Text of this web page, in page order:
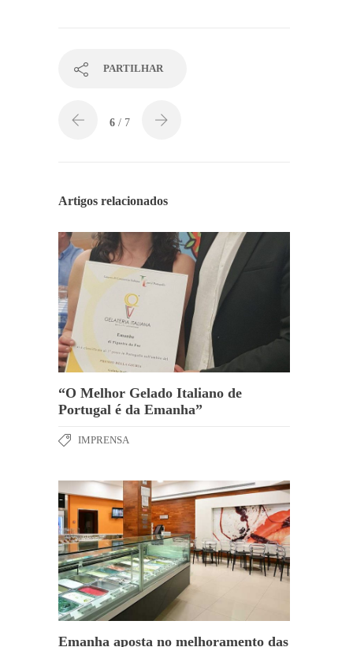
PARTILHAR
6 / 7
Artigos relacionados
“O Melhor Gelado Italiano de
Portugal é da Emanha”
IMPRENSA
Emanha aposta no melhoramento das